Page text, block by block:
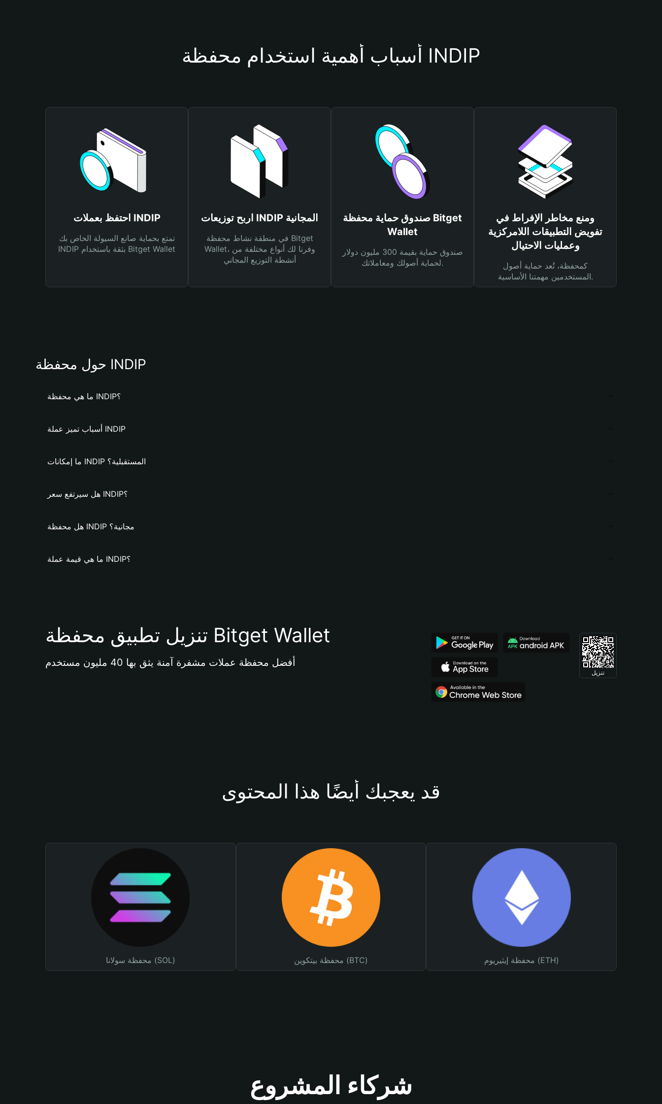
أسباب أهمية استخدام محفظة INDIP
احتفظ بعملات INDIP
تمتع بحماية صانع السيولة الخاص بك
INDIP بثقة باستخدام Bitget Wallet
اربح توزيعات INDIP المجانية
في منطقة نشاط محفظة Bitget
Wallet، وفرنا لك أنواع مختلفة من
أنشطة التوزيع المجاني
صندوق حماية محفظة Bitget
Wallet
صندوق حماية بقيمة 300 مليون دولار
لحماية أصولك ومعاملاتك.
ومنع مخاطر الإفراط في
تفويض التطبيقات اللامركزية
وعمليات الاحتيال
كمحفظة، تُعد حماية أصول
المستخدمين مهمتنا الأساسية.
حول محفظة INDIP
ما هي محفظة INDIP؟
أسباب تميز عملة INDIP
ما إمكانات INDIP المستقبلية؟
هل سيرتفع سعر INDIP؟
هل محفظة INDIP مجانية؟
ما هي قيمة عملة INDIP؟
تنزيل تطبيق محفظة Bitget Wallet
أفضل محفظة عملات مشفرة آمنة يثق بها 40 مليون مستخدم
تنزيل
قد يعجبك أيضًا هذا المحتوى
محفظة سولانا (SOL) محفظة بيتكوين (BTC) محفظة إيثيريوم (ETH)
شركاء المشروع